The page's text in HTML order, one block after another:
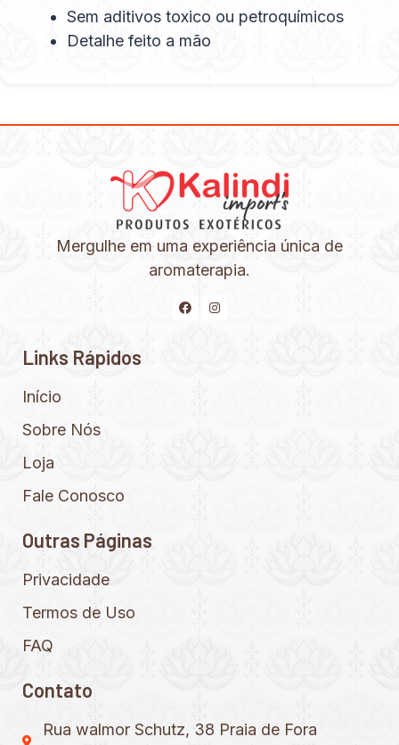
Sem aditivos toxico ou petroquímicos
Detalhe feito a mão
Mergulhe em uma experiência única de
aromaterapia.
Links Rápidos
Início
Sobre Nós
Loja
Fale Conosco
Outras Páginas
Privacidade
Termos de Uso
FAQ
Contato
Rua walmor Schutz, 38 Praia de Fora